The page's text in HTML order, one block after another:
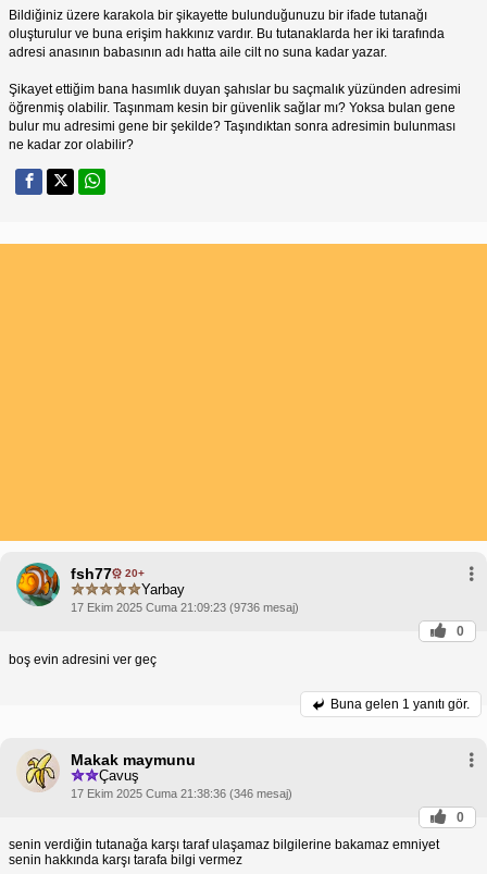
Bildiğiniz üzere karakola bir şikayette bulunduğunuzu bir ifade tutanağı
oluşturulur ve buna erişim hakkınız vardır. Bu tutanaklarda her iki tarafında
adresi anasının babasının adı hatta aile cilt no suna kadar yazar.
Şikayet ettiğim bana hasımlık duyan şahıslar bu saçmalık yüzünden adresimi
öğrenmiş olabilir. Taşınmam kesin bir güvenlik sağlar mı? Yoksa bulan gene
bulur mu adresimi gene bir şekilde? Taşındıktan sonra adresimin bulunması
ne kadar zor olabilir?
fsh77 20+
Yarbay
17 Ekim 2025 Cuma 21:09:23 (9736 mesaj)
0
boş evin adresini ver geç
Buna gelen 1 yanıtı gör.
Makak maymunu
Çavuş
17 Ekim 2025 Cuma 21:38:36 (346 mesaj)
0
senin verdiğin tutanağa karşı taraf ulaşamaz bilgilerine bakamaz emniyet
senin hakkında karşı tarafa bilgi vermez